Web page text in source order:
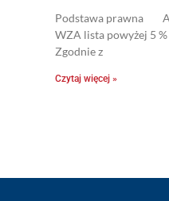
Podstawa prawna
WZA lista powyżej 5
Zgodnie z
Czytaj więcej »